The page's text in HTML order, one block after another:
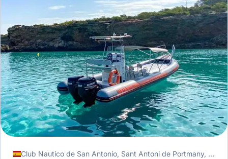
Club Nautico de San Antonio, Sant Antoni de Portmany, Spagna